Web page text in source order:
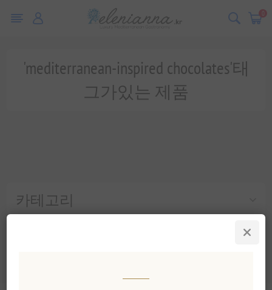
0
카테고리
'mediterranean-inspired chocolates'태
그가있는 제품